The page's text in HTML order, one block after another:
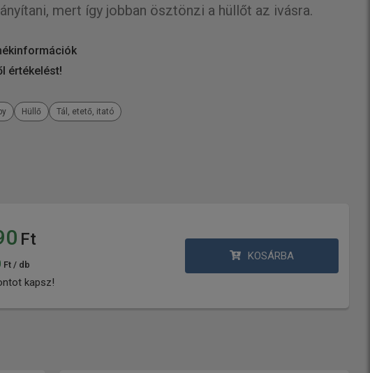
mert így jobban ösztönzi a hüllőt az ivásra.
értékelést!
Hüllő Tál, etető, itató
Ft
Ft / db
kapsz!
KOSÁRBA